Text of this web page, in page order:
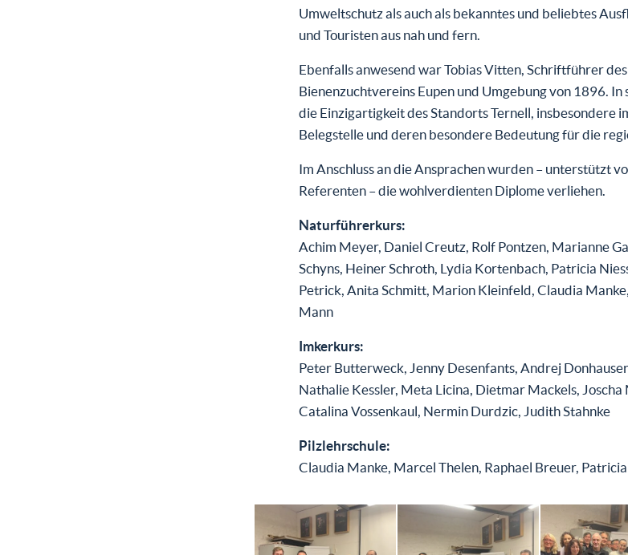
Umweltschutz als auch als bekanntes und beliebtes
und Touristen aus nah und fern.
Ebenfalls anwesend war Tobias Vitten, Schriftführer
Bienenzuchtvereins Eupen und Umgebung von 1896.
die Einzigartigkeit des Standorts Ternell, insbesondere
Belegstelle und deren besondere Bedeutung für die
Im Anschluss an die Ansprachen wurden – unterstützt
Referenten – die wohlverdienten Diplome verliehen.
Naturführerkurs:
Achim Meyer, Daniel Creutz, Rolf Pontzen, Marianne
Schyns, Heiner Schroth, Lydia Kortenbach, Patricia
Petrick, Anita Schmitt, Marion Kleinfeld, Claudia
Mann
Imkerkurs:
Peter Butterweck, Jenny Desenfants, Andrej
Nathalie Kessler, Meta Licina, Dietmar Mackels, Joscha
Catalina Vossenkaul, Nermin Durdzic, Judith Stahnke
Pilzlehrschule:
Claudia Manke, Marcel Thelen, Raphael Breuer,